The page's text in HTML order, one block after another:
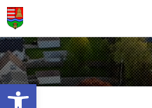
Eszköztár megnyitása
Kihagyás